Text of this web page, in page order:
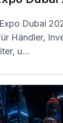
Dubai
Händler,
u...